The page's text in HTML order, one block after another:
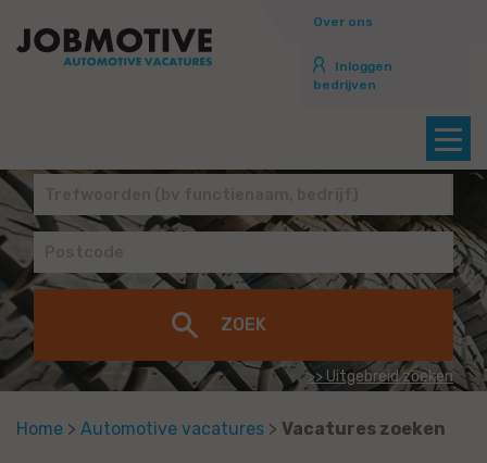
Over ons
Inloggen
bedrijven
>> Uitgebreid zoeken
Home > Automotive vacatures > Vacatures zoeken